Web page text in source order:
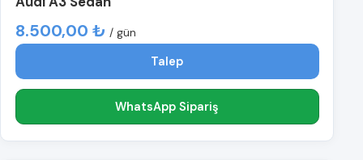
8.500,00 ₺ / gün
Talep
WhatsApp Sipariş